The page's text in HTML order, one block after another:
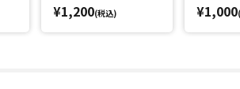
¥1,200(税込) ¥1,000